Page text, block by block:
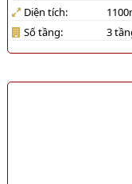
Diện tích:
Số tầng:
3